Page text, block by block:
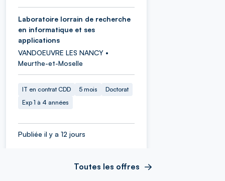
Laboratoire lorrain de recherche
en informatique et ses
applications
VANDOEUVRE LES NANCY •
Meurthe-et-Moselle
IT en contrat CDD 5 mois
Doctorat
Exp 1 à 4 années
Publiée il y a 12 jours
Toutes les offres